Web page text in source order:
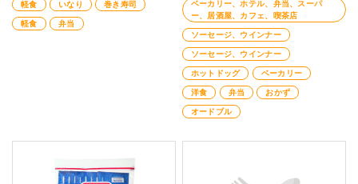
軽食 いなり
巻き寿司
軽食
弁当
ベーカリー、ホテル、弁当、スーパ
ー、居酒屋、カフェ、喫茶店
ソーセージ、ウインナー
ソーセージ、ウインナー
ホットドッグ
ベーカリー
洋食
弁当
おかず
オードブル